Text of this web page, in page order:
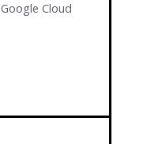
Google Cloud